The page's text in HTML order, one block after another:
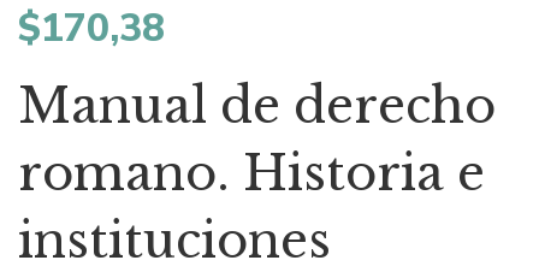
$170,38
Manual de derecho
romano. Historia e
instituciones